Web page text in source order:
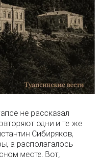
не рассказал
одни и те же
Сибиряков,
а располагалось
месте. Вот,